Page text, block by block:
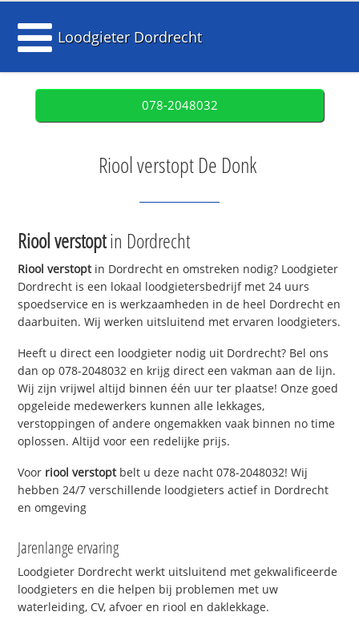
Loodgieter Dordrecht
078-2048032
Riool verstopt De Donk
Riool verstoptin Dordrecht
Riool verstoptin Dordrecht en omstreken nodig? Loodgieter
Dordrecht is een lokaal loodgietersbedrijf met 24 uurs
spoedservice en is werkzaamheden in de heel Dordrecht en
daarbuiten. Wij werken uitsluitend met ervaren loodgieters.
Heeft u direct een loodgieter nodig uit Dordrecht? Bel ons
dan op 078-2048032 en krijg direct een vakman aan de lijn.
Wij zijn vrijwel altijd binnen één uur ter plaatse! Onze goed
opgeleide medewerkers kunnen alle lekkages,
verstoppingen of andere ongemakken vaak binnen no time
oplossen. Altijd voor een redelijke prijs.
Voor riool verstoptbelt u deze nacht 078-2048032! Wij
hebben 24/7 verschillende loodgieters actief in Dordrecht
en omgeving
Jarenlange ervaring
Loodgieter Dordrecht werkt uitsluitend met gekwalificeerde
loodgieters en die helpen bij problemen met uw
waterleiding, CV, afvoer en riool en daklekkage.